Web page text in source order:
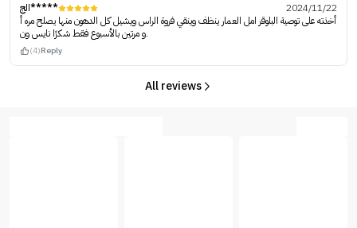
الج*****
2024/11/22
أخذته على توصية البلوقر امل العمار ينظف وينقي فروة الراس ويشيل كل الدهون منها يصلح مره أ
و مرتين بالأسبوع فقط شكرًا نايس ون.
(4)Reply
All reviews